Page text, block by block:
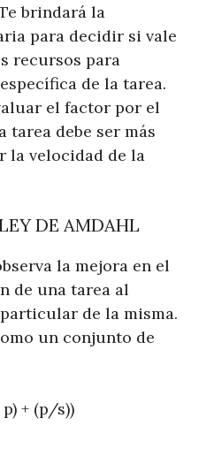
brindará la
para decidir si vale
recursos para
de la tarea.
el factor por el
tarea debe ser más
la velocidad de la
DE AMDAHL
la mejora en el
de una tarea al
de la misma.
un conjunto de
p) + (p/s))